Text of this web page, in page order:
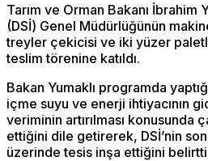
Tarım ve Orman Bakanı İbrahim
(DSİ) Genel Müdürlüğünün
treyler çekicisi ve iki yüzer
teslim törenine katıldı.
Bakan Yumaklı programda
içme suyu ve enerji ihtiyacının
veriminin artırılması konusunda
ettiğini dile getirerek, DSİ’nin son
üzerinde tesis inşa ettiğini